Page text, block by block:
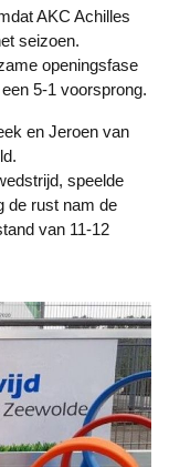
seizoen.
openingsfase
5-1 voorsprong.
speelde
de rust nam de
van 11-12